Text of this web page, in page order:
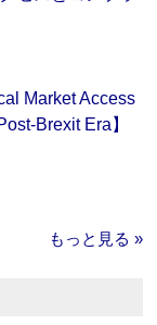
Market Access
Brexit Era】
もっと見る »